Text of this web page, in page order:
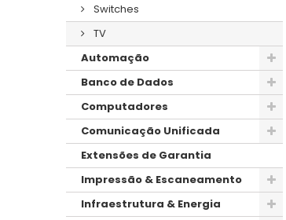
Switches
TV
Automação
Banco de Dados
Computadores
Comunicação Unificada
Extensões de Garantia
Impressão & Escaneamento
Infraestrutura & Energia